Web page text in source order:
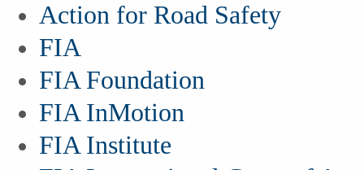
Action for Road Safety
FIA
FIA Foundation
FIA InMotion
FIA Institute